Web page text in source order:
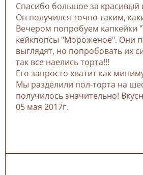
Спасибо большое за красивый
Он получился точно таким,
Вечером попробуем капкейки
кейкпопсы "Мороженое". Они
выглядят, но попробовать их
так все наелись торта!!!
Его запросто хватит как
Мы разделили пол-торта на
получилось значительно!
05 мая 2017г.